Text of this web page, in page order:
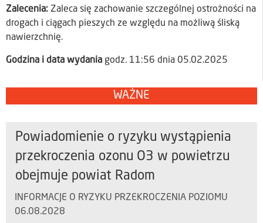
Zalecenia: Zaleca się zachowanie szczególnej ostrożności na
drogach i ciągach pieszych ze względu na możliwą śliską
nawierzchnię.
Godzina i data wydania godz. 11:56 dnia 05.02.2025
WAŻNE
Powiadomienie o ryzyku wystąpienia
przekroczenia ozonu O3 w powietrzu
obejmuje powiat Radom
INFORMACJE O RYZYKU PRZEKROCZENIA POZIOMU
06.08.2028